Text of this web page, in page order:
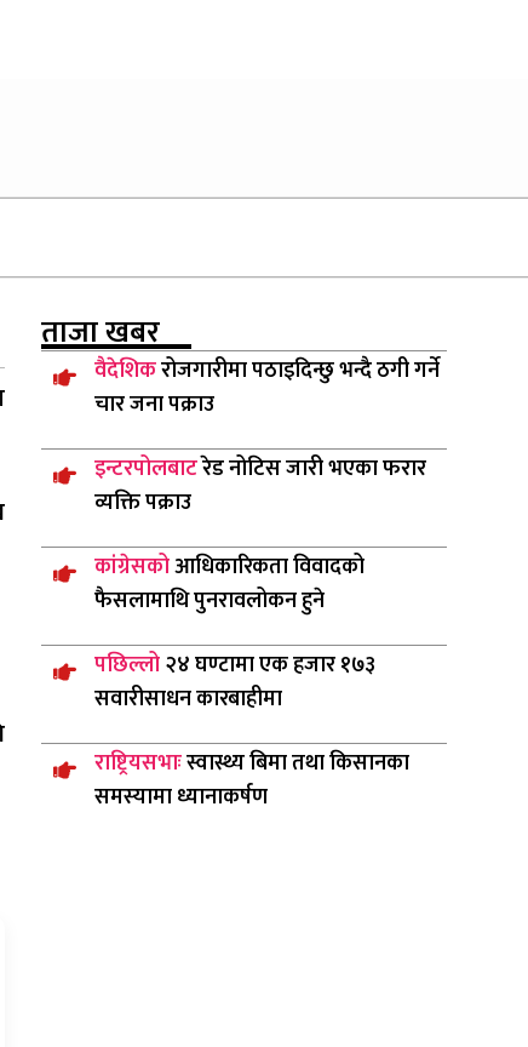
ताजाखबर
वैदेशिकरोजगारीमा पठाइदिन्छु भन्दै ठगी गर्ने
चार जना पक्राउ
इन्टरपोलबाटरेड नोटिस जारी भएका फरार
व्यक्ति पक्राउ
कांग्रेसकोआधिकारिकता विवादको
फैसलामाथि पुनरावलोकन हुने
पछिल्लो२४ घण्टामा एक हजार १७३
सवारीसाधन कारबाहीमा
राष्ट्रियसभाःस्वास्थ्य बिमा तथा किसानका
समस्यामा ध्यानाकर्षण